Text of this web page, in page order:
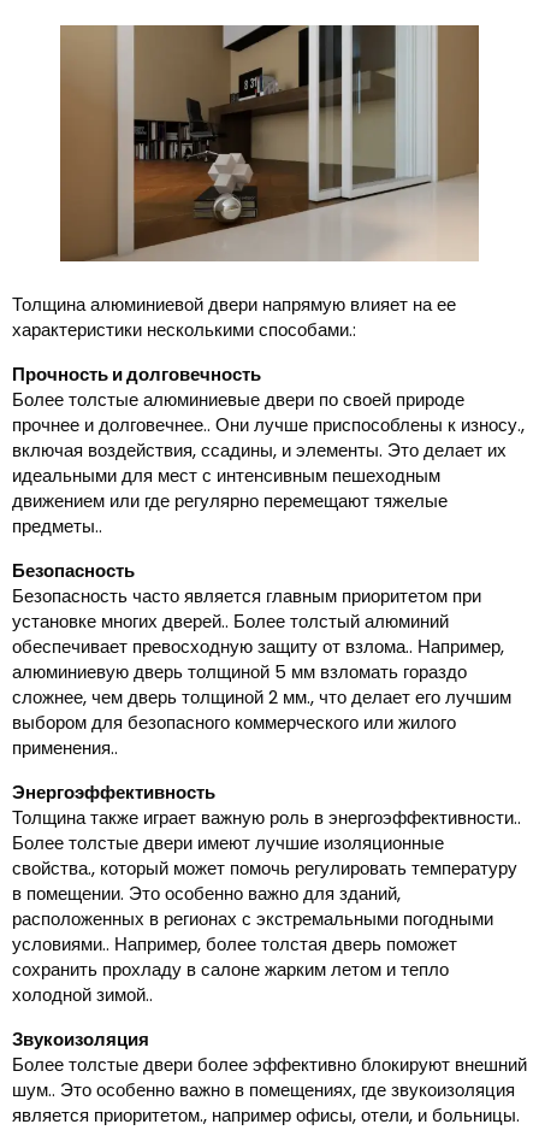
Толщина алюминиевой двери напрямую влияет на ее
характеристики несколькими способами.:
Прочность и долговечность
Более толстые алюминиевые двери по своей природе
прочнее и долговечнее.. Они лучше приспособлены к износу.,
включая воздействия, ссадины, и элементы. Это делает их
идеальными для мест с интенсивным пешеходным
движением или где регулярно перемещают тяжелые
предметы..
Безопасность
Безопасность часто является главным приоритетом при
установке многих дверей.. Более толстый алюминий
обеспечивает превосходную защиту от взлома.. Например,
алюминиевую дверь толщиной 5 мм взломать гораздо
сложнее, чем дверь толщиной 2 мм., что делает его лучшим
выбором для безопасного коммерческого или жилого
применения..
Энергоэффективность
Толщина также играет важную роль в энергоэффективности..
Более толстые двери имеют лучшие изоляционные
свойства., который может помочь регулировать температуру
в помещении. Это особенно важно для зданий,
расположенных в регионах с экстремальными погодными
условиями.. Например, более толстая дверь поможет
сохранить прохладу в салоне жарким летом и тепло
холодной зимой..
Звукоизоляция
Более толстые двери более эффективно блокируют внешний
шум.. Это особенно важно в помещениях, где звукоизоляция
является приоритетом., например офисы, отели, и больницы.